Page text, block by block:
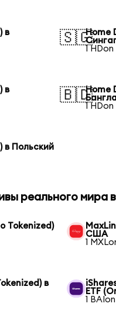
в
🇸🇬Home
1
в
🇧🇩Home
1
в Польский
реального мира в
Tokenized)
США
1
в
ETF
1